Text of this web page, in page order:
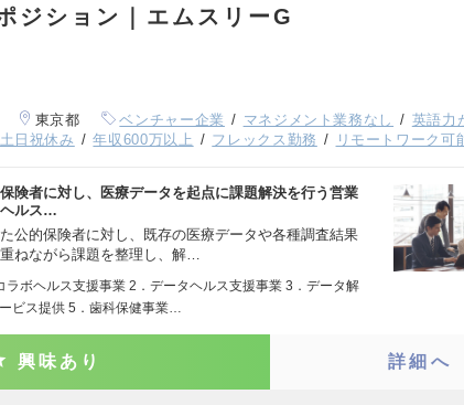
ジション｜エムスリーG
東京都 ベンチャー企業 マネジメント業務なし 英語力
土日祝休み 年収600万以上 フレックス勤務 リモートワーク可
険者に対し、医療データを起点に課題解決を行う営業
ヘルス…
公的保険者に対し、既存の医療データや各種調査結果
ねながら課題を整理し、解…
ラボヘルス支援事業 2．データヘルス支援事業 3．データ解
ビス提供 5．歯科保健事業…
興味あり 詳細へ